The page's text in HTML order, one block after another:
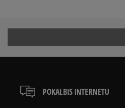
POKALBIS INTERNETU